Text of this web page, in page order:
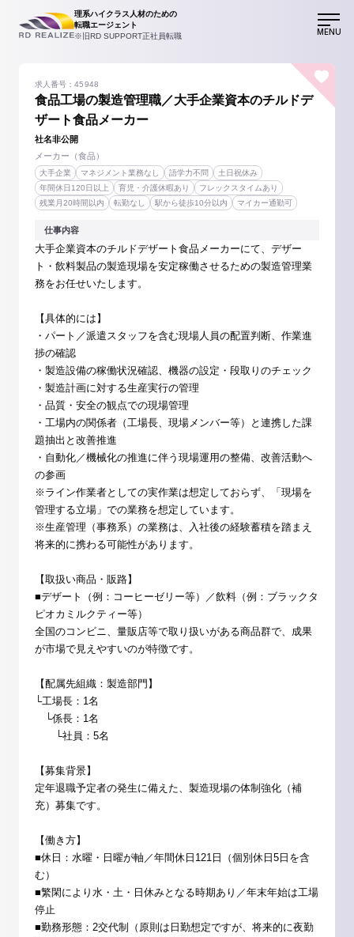
理系ハイクラス人材のための
転職エージェント
※旧RD SUPPORT正社員転職
MENU
食品工場の製造管理職／大手企業資本のチルドデ
ザート食品メーカー
求人番号：45948
社名非公開
メーカー（食品）
大手企業 マネジメント業務なし 語学力不問
土日祝休み
年間休日120日以上
育児・介護休暇あり
フレックスタイムあり
残業月20時間以内
転勤なし 駅から徒歩10分以内 マイカー通勤可
仕事内容
大手企業資本のチルドデザート食品メーカーにて、デザー
ト・飲料製品の製造現場を安定稼働させるための製造管理業
務をお任せいたします。
【具体的には】
・パート／派遣スタッフを含む現場人員の配置判断、作業進
捗の確認
・製造設備の稼働状況確認、機器の設定・段取りのチェック
・製造計画に対する生産実行の管理
・品質・安全の観点での現場管理
・工場内の関係者（工場長、現場メンバー等）と連携した課
題抽出と改善推進
・自動化／機械化の推進に伴う現場運用の整備、改善活動へ
の参画
※ライン作業者としての実作業は想定しておらず、「現場を
管理する立場」での業務を想定しています。
※生産管理（事務系）の業務は、入社後の経験蓄積を踏まえ
将来的に携わる可能性があります。
【取扱い商品・販路】
■デザート（例：コーヒーゼリー等）／飲料（例：ブラックタ
ピオカミルクティー等）
全国のコンビニ、量販店等で取り扱いがある商品群で、成果
が市場で見えやすいのが特徴です。
【配属先組織：製造部門】
└工場長：1名
└係長：1名
└社員：5名
【募集背景】
定年退職予定者の発生に備えた、製造現場の体制強化（補
充）募集です。
【働き方】
■休日：水曜・日曜が軸／年間休日121日（個別休日5日を含
む）
■繁閑により水・土・日休みとなる時期あり／年末年始は工場
停止
■勤務形態：2交代制（原則は日勤想定ですが、将来的に夜勤